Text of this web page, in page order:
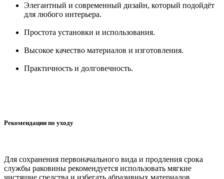
Элегантный и современный дизайн, который подойдёт
для любого интерьера.
Простота установки и использования.
Высокое качество материалов и изготовления.
Практичность и долговечность.
Рекомендации по уходу
Для сохранения первоначального вида и продления срока
службы раковины рекомендуется использовать мягкие
чистящие средства и избегать абразивных материалов.